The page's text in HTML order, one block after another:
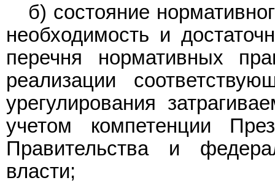
б) состояние
необходимость и
перечня нормативных
реализации
урегулирования
учетом компетенции
Правительства и
власти;